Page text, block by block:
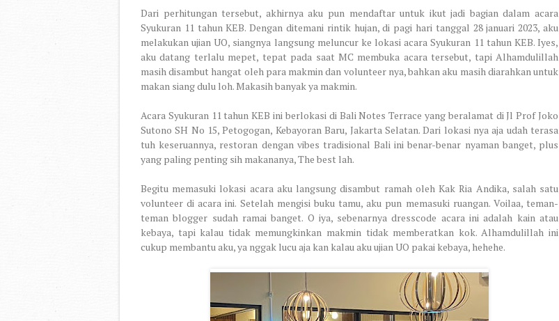
Dari perhitungan tersebut, akhirnya aku pun mendaftar untuk ikut jadi bagian dalam acara
Syukuran 11 tahun KEB. Dengan ditemani rintik hujan, di pagi hari tanggal 28 januari 2023, aku
melakukan ujian UO, siangnya langsung meluncur ke lokasi acara Syukuran 11 tahun KEB. Iyes,
aku datang terlalu mepet, tepat pada saat MC membuka acara tersebut, tapi Alhamdulillah
masih disambut hangat oleh para makmin dan volunteer nya, bahkan aku masih diarahkan untuk
makan siang dulu loh. Makasih banyak ya makmin.
Acara Syukuran 11 tahun KEB ini berlokasi di Bali Notes Terrace yang beralamat di Jl Prof Joko
Sutono SH No 15, Petogogan, Kebayoran Baru, Jakarta Selatan. Dari lokasi nya aja udah terasa
tuh keseruannya, restoran dengan vibes tradisional Bali ini benar-benar nyaman banget, plus
yang paling penting sih makananya, The best lah.
Begitu memasuki lokasi acara aku langsung disambut ramah oleh Kak Ria Andika, salah satu
volunteer di acara ini. Setelah mengisi buku tamu, aku pun memasuki ruangan. Voilaa, teman-
teman blogger sudah ramai banget. O iya, sebenarnya dresscode acara ini adalah kain atau
kebaya, tapi kalau tidak memungkinkan makmin tidak memberatkan kok. Alhamdulillah ini
cukup membantu aku, ya nggak lucu aja kan kalau aku ujian UO pakai kebaya, hehehe.